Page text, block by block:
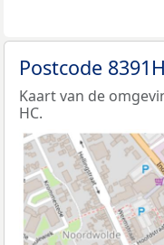
Postcode
Kaart van de
HC.